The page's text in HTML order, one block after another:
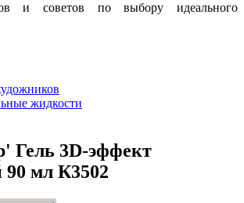
и советов по выбору идеального
жидкости
Гель 3D-эффект
90 мл К3502